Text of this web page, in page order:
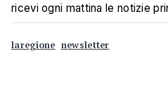
ricevi ogni mattina le notizie
laregione newsletter